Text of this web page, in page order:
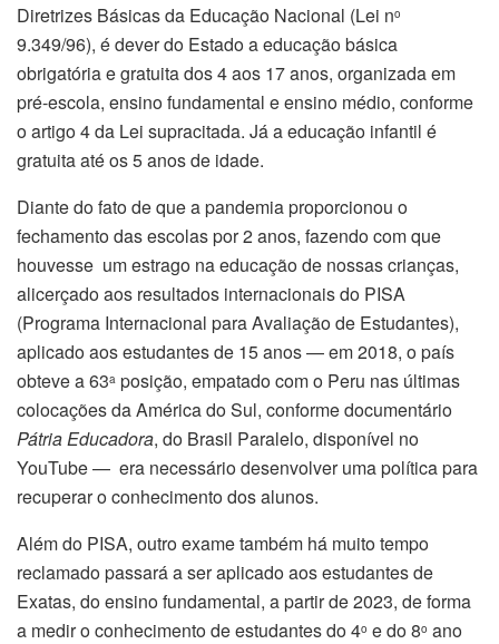
Diretrizes Básicas da Educação Nacional (Lei no
9.349/96), é dever do Estado a educação básica
obrigatória e gratuita dos 4 aos 17 anos, organizada em
pré-escola, ensino fundamental e ensino médio, conforme
o artigo 4 da Lei supracitada. Já a educação infantil é
gratuita até os 5 anos de idade.
Diante do fato de que a pandemia proporcionou o
fechamento das escolas por 2 anos, fazendo com que
houvesse um estrago na educação de nossas crianças,
alicerçado aos resultados internacionais do PISA
(Programa Internacional para Avaliação de Estudantes),
aplicado aos estudantes de 15 anos — em 2018, o país
obteve a 63a posição, empatado com o Peru nas últimas
colocações da América do Sul, conforme documentário
Pátria Educadora, do Brasil Paralelo, disponível no
YouTube — era necessário desenvolver uma política para
recuperar o conhecimento dos alunos.
Além do PISA, outro exame também há muito tempo
reclamado passará a ser aplicado aos estudantes de
Exatas, do ensino fundamental, a partir de 2023, de forma
a medir o conhecimento de estudantes do 4o e do 8o ano